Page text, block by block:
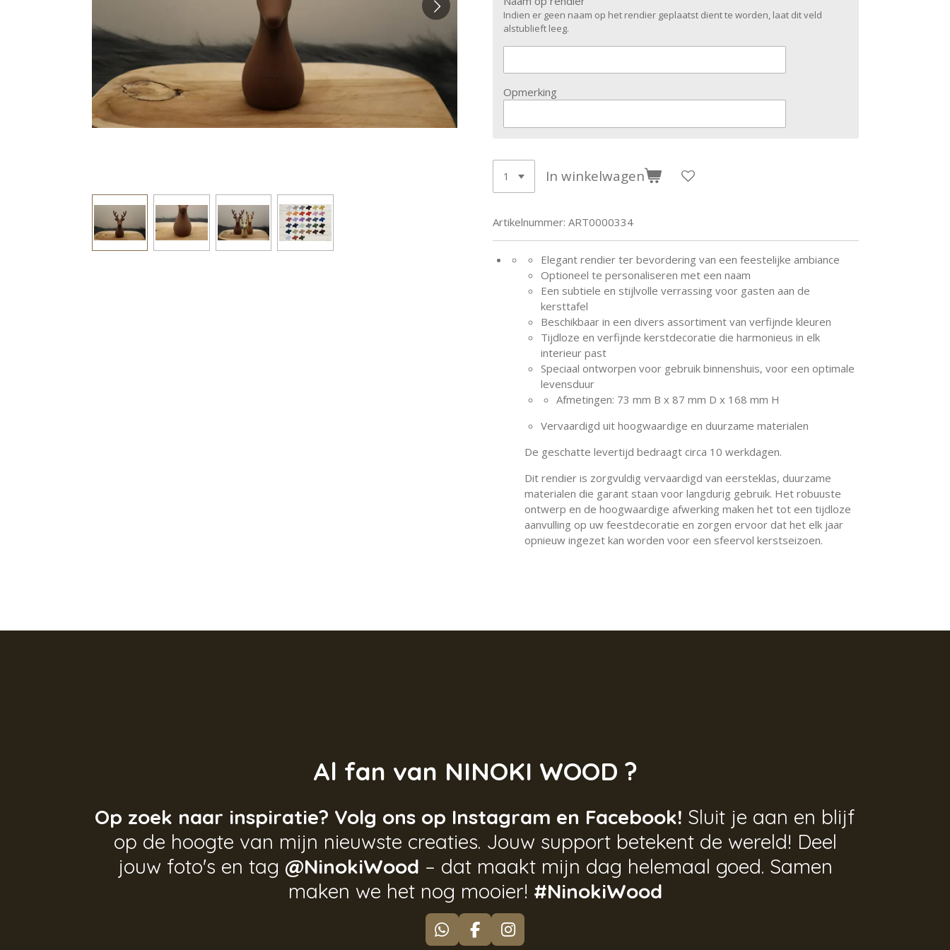
Indien er geen naam op het rendier geplaatst dient te worden, laat dit veld
alstublieft leeg.
Opmerking
In winkelwagen
Artikelnummer: ART0000334
Elegant rendier ter bevordering van een feestelijke ambiance
Optioneel te personaliseren met een naam
Een subtiele en stijlvolle verrassing voor gasten aan de
kersttafel
Beschikbaar in een divers assortiment van verfijnde kleuren
Tijdloze en verfijnde kerstdecoratie die harmonieus in elk
interieur past
Speciaal ontworpen voor gebruik binnenshuis, voor een optimale
levensduur
Afmetingen: 73 mm B x 87 mm D x 168 mm H
Vervaardigd uit hoogwaardige en duurzame materialen
De geschatte levertijd bedraagt circa 10 werkdagen.
Dit rendier is zorgvuldig vervaardigd van eersteklas, duurzame
materialen die garant staan voor langdurig gebruik. Het robuuste
ontwerp en de hoogwaardige afwerking maken het tot een tijdloze
aanvulling op uw feestdecoratie en zorgen ervoor dat het elk jaar
opnieuw ingezet kan worden voor een sfeervol kerstseizoen.
Al fan van NINOKI WOOD ?
Op zoek naar inspiratie? Volg ons op Instagram en Facebook! Sluit je aan en blijf
op de hoogte van mijn nieuwste creaties. Jouw support betekent de wereld! Deel
jouw foto's en tag @NinokiWood – dat maakt mijn dag helemaal goed. Samen
maken we het nog mooier! #NinokiWood
W
F
I